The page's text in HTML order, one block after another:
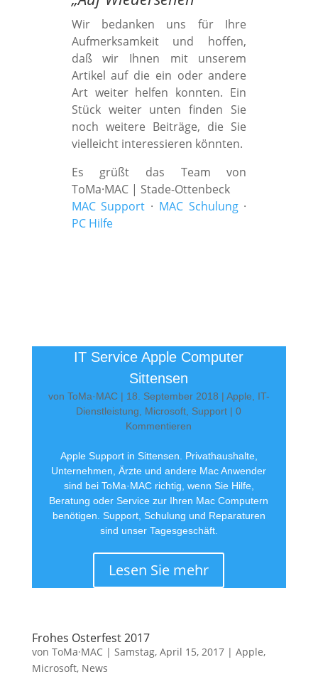
Wir bedanken uns für Ihre
Aufmerksamkeit und hoffen,
daß wir Ihnen mit unserem
Artikel auf die ein oder andere
Art weiter helfen konnten. Ein
Stück weiter unten finden Sie
noch weitere Beiträge, die Sie
vielleicht interessieren könnten.
Es grüßt das Team von
ToMa·MAC | Stade-Ottenbeck
MAC Support · MAC Schulung·
PC Hilfe
IT Service Apple Computer
Sittensen
von ToMa·MAC| 18. September 2018 | Apple
IT-
Dienstleistung
Microsoft Support | 0
Kommentieren
Apple Support in Sittensen. Privathaushalte,
Unternehmen, Ärzte und andere Mac Anwender
sind bei ToMa·MAC richtig, wenn Sie Hilfe,
Beratung oder Service zur Ihren Mac Computern
benötigen. Support, Schulung und Reparaturen
sind unser Tagesgeschäft.
Lesen Sie mehr
Frohes Osterfest 2017
von ToMa·MAC| Samstag, April 15, 2017| Apple,
Microsoft, News